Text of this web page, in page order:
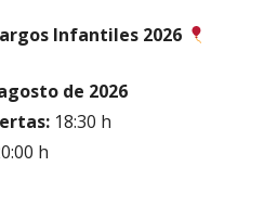
Infantiles 2026
de 2026
18:30 h
h